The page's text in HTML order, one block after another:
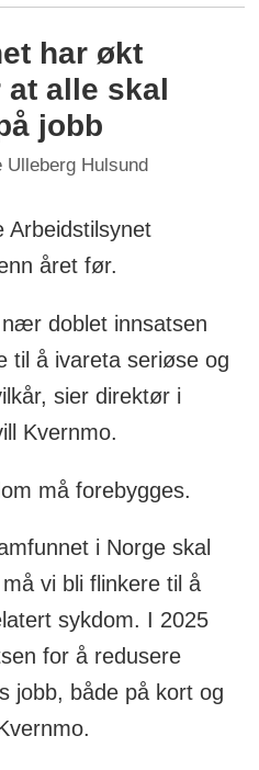
har økt
alle skal
jobb
Ulleberg Hulsund
Arbeidstilsynet
året før.
doblet innsatsen
til å ivareta seriøse og
sier direktør i
Kvernmo.
må forebygges.
i Norge skal
vi bli flinkere til å
sykdom. I 2025
for å redusere
jobb, både på kort og